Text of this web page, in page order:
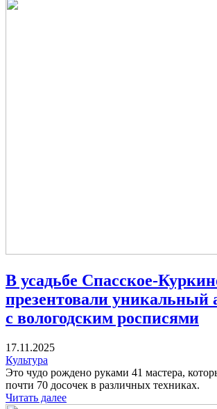
В усадьбе Спасское-
презентовали уникальный
с вологодским росписями
17.11.2025
Культура
Это чудо рождено руками 41 мастера,
почти 70 досочек в различных техниках.
Читать далее